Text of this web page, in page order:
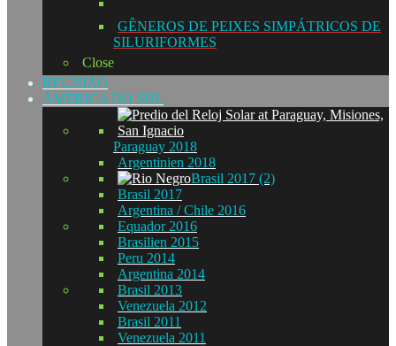
GÊNEROS DE PEIXES SIMPÁTRICOS DE
SILURIFORMES
Close
REUNIÃO
ÁMÉRICA DO SUL
Paraguay 2018
Argentinien 2018
Brasil 2017 (2)
Brasil 2017
Argentina / Chile 2016
Equador 2016
Brasilien 2015
Peru 2014
Argentina 2014
Brasil 2013
Venezuela 2012
Brasil 2011
Venezuela 2011